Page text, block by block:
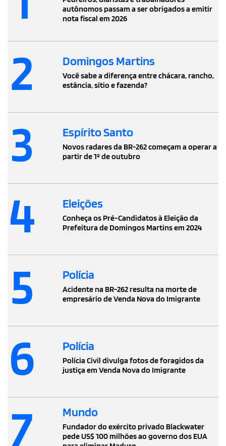
autônomos passam a ser obrigados a emitir
nota fiscal em 2026
2 Domingos Martins
Você sabe a diferença entre chácara, rancho,
estância, sítio e fazenda?
3 Espírito Santo
Novos radares da BR-262 começam a operar a
partir de 1º de outubro
4 Eleições
Conheça os Pré-Candidatos à Eleição da
Prefeitura de Domingos Martins em 2024
5 Polícia
Acidente na BR-262 resulta na morte de
empresário de Venda Nova do Imigrante
6 Polícia
Polícia Civil divulga fotos de foragidos da
justiça em Venda Nova do Imigrante
7 Mundo
Fundador do exército privado Blackwater
pede US$ 100 milhões ao governo dos EUA